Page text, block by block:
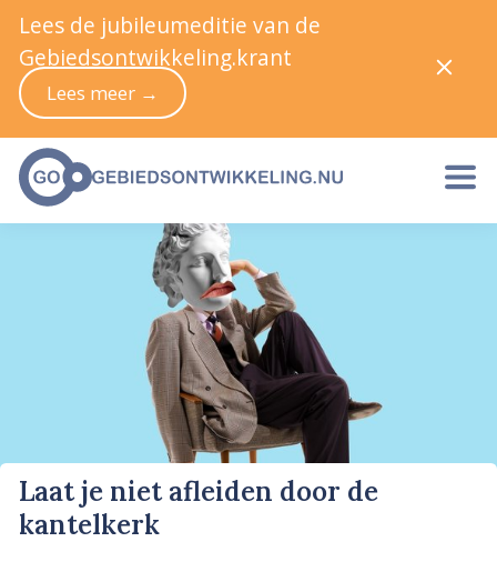
Laat je niet afleiden door de
kantelkerk
Lees de jubileumeditie van de
Gebiedsontwikkeling.krant
Lees meer →